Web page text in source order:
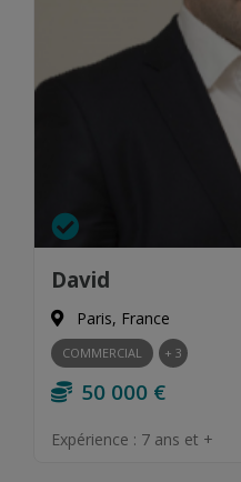
David
Paris, France
COMMERCIAL + 3
50 000 €
Expérience : 7 ans et +